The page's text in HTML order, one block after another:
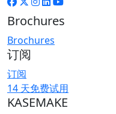
Brochures
Brochures
订阅
订阅
14 天免费试用
KASEMAKE